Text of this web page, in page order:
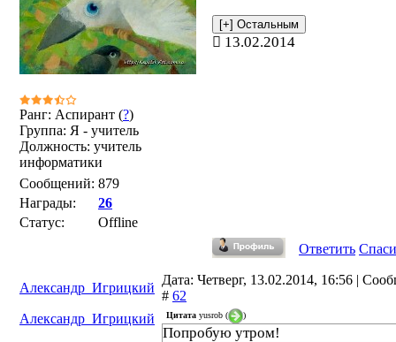
Ранг: Аспирант (?)
Группа: Я - учитель
Должность: учитель
информатики
Сообщений: 879
Награды:
26
Статус:
Offline
13.02.2014
Ответить
Александр_Игрицкий
Дата: Четверг, 13.02.2014, 16:56 |
# 62
Александр_Игрицкий
Цитата yusrob ( )
Попробую утром!